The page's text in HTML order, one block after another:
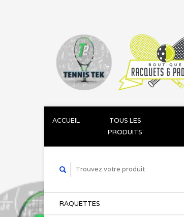
ACCUEIL
TOUS LES
PRODUITS
RAQUETTES